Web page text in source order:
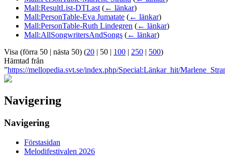
Mall:ResultList-DTLast (← länkar)
Mall:PersonTable-Eva Jumatate (← länkar)
Mall:PersonTable-Ruth Lindegren (← länkar)
Mall:AllSongwritersAndSongs (← länkar)
Visa (förra 50 | nästa 50) (20 | 50 | 100 | 250 | 500)
Hämtad från
”https://mellopedia.svt.se/index.php/Special:Länkar_hit/
Navigering
Navigering
Förstasidan
Melodifestivalen 2026